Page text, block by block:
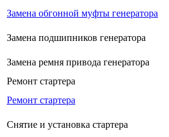
Замена обгонной муфты генератора
Замена подшипников генератора
Замена ремня привода генератора
Ремонт стартера
Ремонт стартера
Снятие и установка стартера